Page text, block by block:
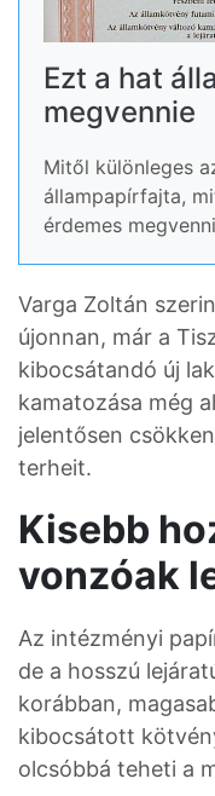
Ezt a hat
megvennie
Mitől különleges
állampapírfajta,
érdemes
Varga Zoltán
újonnan, már a
kibocsátandó új
kamatozása még
jelentősen
terheit.
Kisebb
vonzóak
Az intézményi
de a hosszú
korábban,
kibocsátott
olcsóbbá teheti a